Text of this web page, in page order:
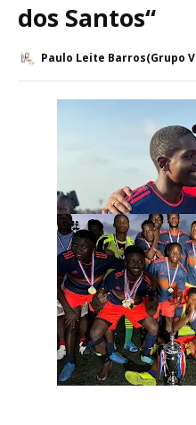
dos Santos“
Paulo Leite Barros(Grupo